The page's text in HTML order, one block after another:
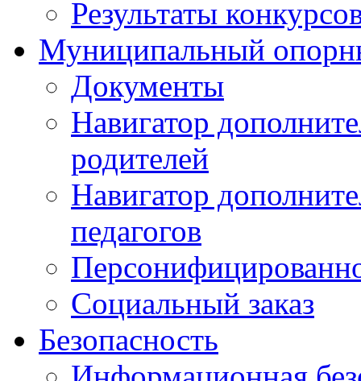
Результаты
Муниципальный
Документы
Навигатор
родителей
Навигатор
педагогов
Социальный заказ
Безопасность